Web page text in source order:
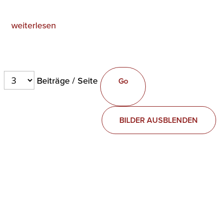
weiterlesen
Beiträge / Seite
BILDER AUSBLENDEN